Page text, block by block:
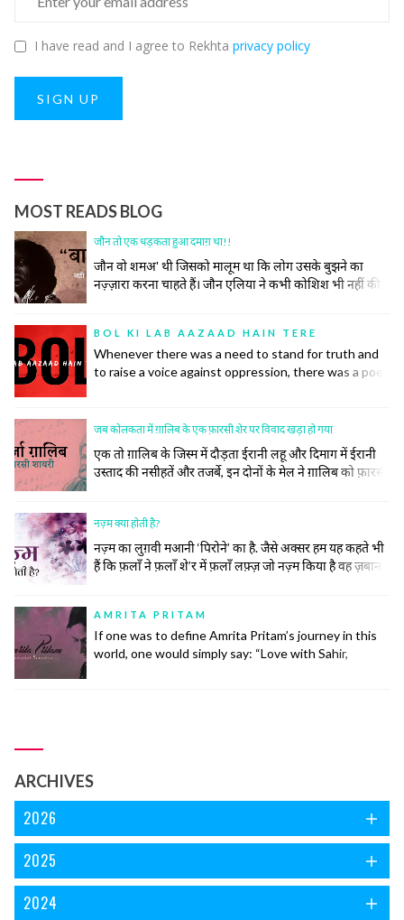
I have read and I agree to Rekhta privacy policy
SIGN UP
MOST READS BLOG
जौन तो एक धड़कता हुआ दमाग़ था!!
जौन वो शमअ' थी जिसको मालूम था कि लोग उसके बुझने का
नज़्ज़ारा करना चाहते हैं। जौन एलिया ने कभी कोशिश भी नहीं की
महफ़िल रो दिया।
BOL KI LAB AAZAAD HAIN TERE
Whenever there was a need to stand for truth and
to raise a voice against oppression, there was a poet
did not, however, come easily to the poets.
जब कोलकता में ग़ालिब के एक फ़ारसी शेर पर विवाद खड़ा हो गया
एक तो ग़ालिब के जिस्म में दौड़ता ईरानी लहू और दिमाग में ईरानी
उस्ताद की नसीहतें और तजर्बे, इन दोनों के मेल ने ग़ालिब को फ़ारसी
समझने का अंदाज तक ख़ालिस ईरानी हो गया।
नज़्म क्या होती है?
नज़्म का लुग़वी मआनी ‘पिरोने’ का है. जैसे अक्सर हम यह कहते भी
हैं कि फ़लाँ ने फ़लाँ शे’र में फ़लाँ लफ़्ज़ जो नज़्म किया है वह ज़बान
बेश्तर तीन... continue reading
AMRITA PRITAM
If one was to define Amrita Pritam’s journey in this
world, one would simply say: “Love with Sahir,
ARCHIVES
2026
2025
2024